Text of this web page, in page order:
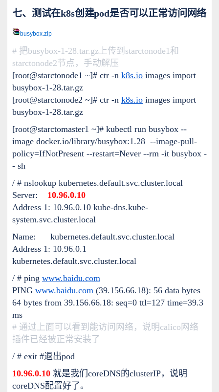
七、测试在k8s创建pod是否可以正常访问网络
busybox.zip
# 把busybox-1-28.tar.gz上传到starctonode1和
starctonode2节点，手动解压
[root@starctonode1 ~]# ctr -n k8s.io images import
busybox-1-28.tar.gz
[root@starctonode2 ~]# ctr -n k8s.io images import
busybox-1-28.tar.gz
[root@starctomaster1 ~]# kubectl run busybox --
image docker.io/library/busybox:1.28 --image-pull-
policy=IfNotPresent --restart=Never --rm -it busybox -
- sh
/ # nslookup kubernetes.default.svc.cluster.local
Server: 10.96.0.10
Address 1: 10.96.0.10 kube-dns.kube-
system.svc.cluster.local
Name: kubernetes.default.svc.cluster.local
Address 1: 10.96.0.1
kubernetes.default.svc.cluster.local
/ # ping www.baidu.com
PING www.baidu.com (39.156.66.18): 56 data bytes
64 bytes from 39.156.66.18: seq=0 ttl=127 time=39.3
ms
# 通过上面可以看到能访问网络，说明calico网络
插件已经被正常安装了
/ # exit #退出pod
10.96.0.10 就是我们coreDNS的clusterIP，说明
coreDNS配置好了。